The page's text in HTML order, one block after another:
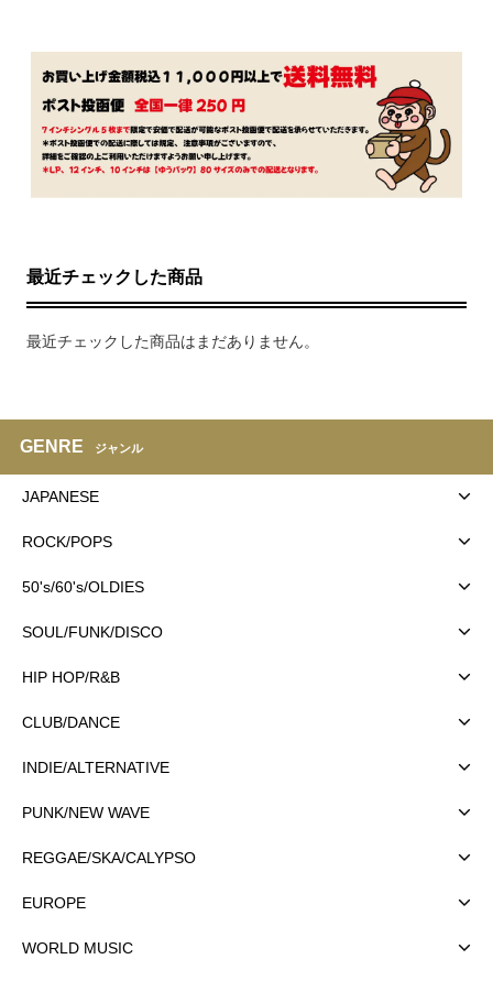
最近チェックした商品
最近チェックした商品はまだありません。
GENRE ジャンル
JAPANESE
ROCK/POPS
50's/60's/OLDIES
SOUL/FUNK/DISCO
HIP HOP/R&B
CLUB/DANCE
INDIE/ALTERNATIVE
PUNK/NEW WAVE
REGGAE/SKA/CALYPSO
EUROPE
WORLD MUSIC